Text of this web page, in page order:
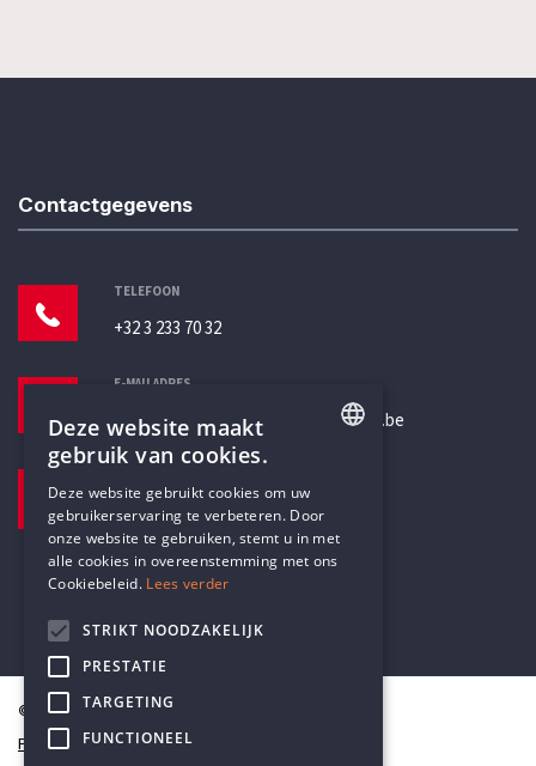
Contactgegevens
TELEFOON
+32 3 233 70 32
E-MAILADRES
secretariaat@humanistischverbond.be
Pottenbrug 4
Antwerpen, 2000
© Humanistisch Verbond 2026
Privacy
DUTCH
Deze website maakt
gebruik van cookies.
Deze website gebruikt cookies om uw
gebruikerservaring te verbeteren. Door
onze website te gebruiken, stemt u in met
alle cookies in overeenstemming met ons
Cookiebeleid. Lees verder
STRIKT NOODZAKELIJK
PRESTATIE
TARGETING
FUNCTIONEEL